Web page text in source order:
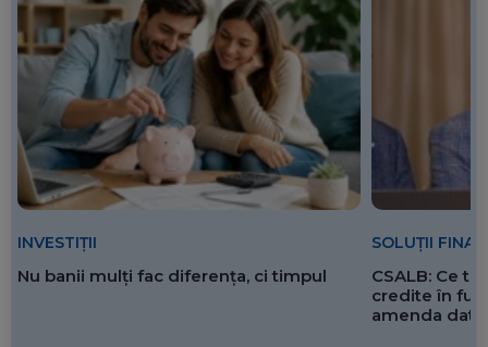
INVESTIȚII
Nu banii mulți fac diferența, ci timpul
SOLUȚII
CSALB: Ce
credite în
amenda